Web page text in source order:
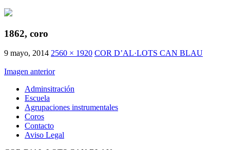
1862, coro
9 mayo, 2014 2560 × 1920 COR D’AL·LOTS CAN BLAU
Imagen anterior
Adminsitración
Escuela
Agrupaciones instrumentales
Coros
Contacto
Aviso Legal